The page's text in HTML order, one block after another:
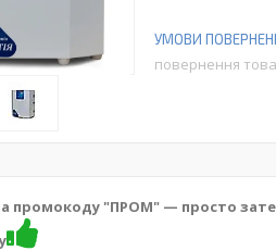
повернення
промокоду "ПРОМ" — просто